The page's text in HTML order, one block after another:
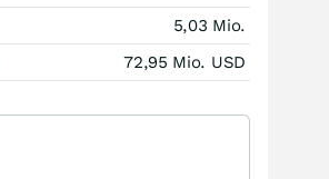
5,03 Mio.
72,95 Mio. USD